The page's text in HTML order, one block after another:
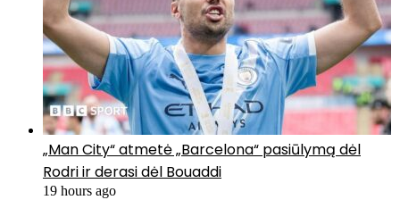
„Man City“ atmetė „Barcelona“ pasiūlymą dėl
Rodri ir derasi dėl Bouaddi
19 hours ago